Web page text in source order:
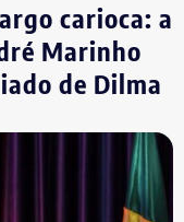
da garotada.
negra e
no
sábado (8), a
carioca: a
Marinho
de Dilma